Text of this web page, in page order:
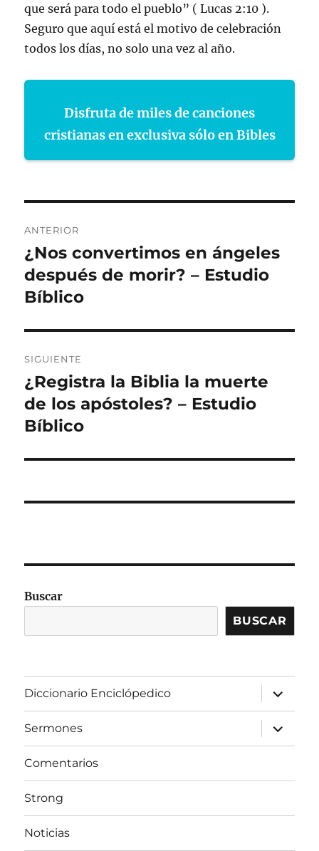
que será para todo el pueblo” ( Lucas 2:10 ).
Seguro que aquí está el motivo de celebración
todos los días, no solo una vez al año.
Disfruta de miles de canciones
cristianas en exclusiva sólo en Bibles
de
entradas
ANTERIOR
Entrada
anterior:
¿Nos convertimos en ángeles
después de morir? – Estudio
Bíblico
SIGUIENTE
Entrada
siguiente:
¿Registra la Biblia la muerte
de los apóstoles? – Estudio
Bíblico
Buscar
BUSCAR
Diccionario Enciclópedico
expandir
el
menú
inferior
Sermones
expandir
el
menú
Comentarios
Strong
Noticias